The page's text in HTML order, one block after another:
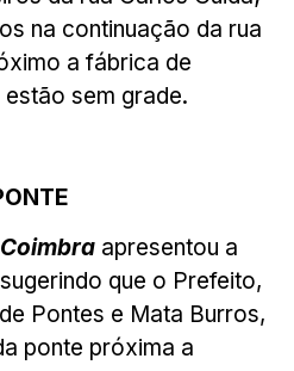
na continuação da rua
a fábrica de
sem grade.
apresentou a
que o Prefeito,
Pontes e Mata Burros,
ponte próxima a